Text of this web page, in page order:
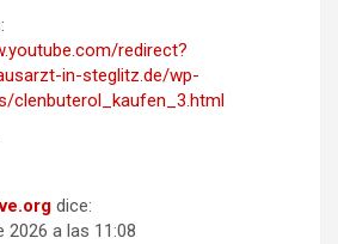
redirect?
in-steglitz.de/wp-
clenbuterol_kaufen_3.html
dice:
2026 a las 11:08